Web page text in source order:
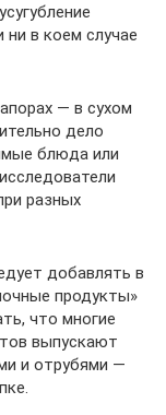
в коем случае
— в сухом
дело
блюда или
разных
добавлять в
продукты»
что многие
выпускают
и отрубями —